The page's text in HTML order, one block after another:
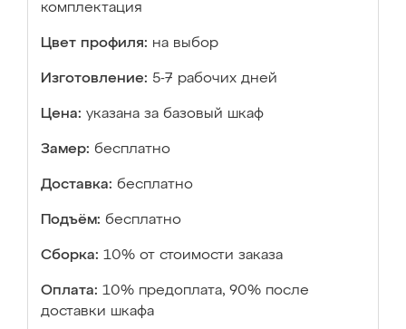
комплектация
Цвет профиля: на выбор
Изготовление: 5-7 рабочих дней
Цена: указана за базовый шкаф
Замер: бесплатно
Доставка: бесплатно
Подъём: бесплатно
Сборка: 10% от стоимости заказа
Оплата: 10% предоплата, 90% после
доставки шкафа